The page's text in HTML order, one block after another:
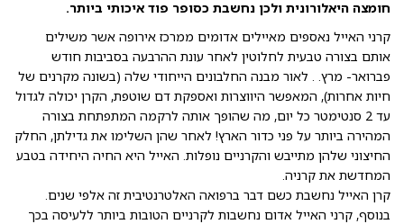
חומצה היאלורונית ולכן נחשבת כסופר פוד איכותי ביותר.
קרני האייל נאספים מאיילים אדומים ממרכז אירופה אשר משילים
אותם בצורה טבעית לחלוטין לאחר עונת ההרבעה בסביבות חודש
פברואר- מרץ. . לאור מבנה החלבונים הייחודי שלה (בשונה מקרנים של
חיות אחרות), המאפשר היווצרות ואספקת דם שוטפת, הקרן יכולה לגדול
עד 2 סנטימטר כל יום, מה שהופך אותה לרקמה המתפתחת בצורה
המהירה ביותר על פני כדור הארץ! לאחר שהן השלימו את גדילתן, החלק
החיצוני שלהן מתייבש והקרניים נופלות. האייל היא החיה היחידה בטבע
המחדשת את קרניה.
קרן האייל נחשבת כשם דבר ברפואה האלטרנטיבית זה אלפי שנים.
בנוסף, קרני האייל אדום נחשבות לקרניים הטובות ביותר ללעיסה בכך